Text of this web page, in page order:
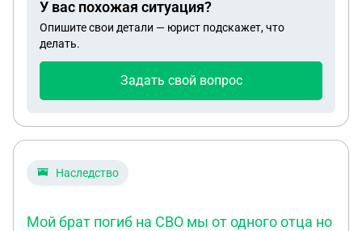
У вас похожая ситуация?
Опишите свои детали — юрист подскажет, что
делать.
Задать свой вопрос
Наследство
Мой брат погиб на СВО мы от одного отца но